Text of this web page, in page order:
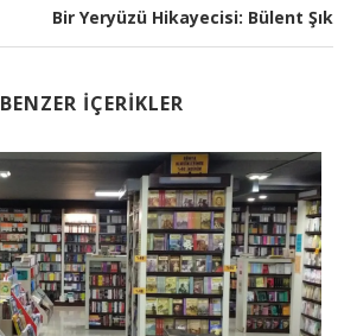
Bir Yeryüzü Hikayecisi: Bülent Şık
BENZER İÇERIKLER